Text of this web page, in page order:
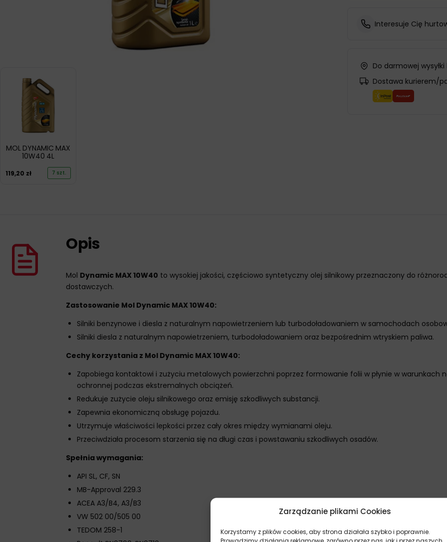
Zarządzanie plikami Cookies
Korzystamy z plików cookies, aby strona działała szybko i poprawnie.
MOL DYNAMIC MAX
10W40 4L
119,20 zł 7 szt.
Interesuje Cię
Do darmowej
Dostawa kurierem/
Opis
Mol Dynamic MAX 10W40 to wysokiej jakości, częściowo syntetyczny olej silnikowy przeznaczony do
dostawczych.
Zastosowanie Mol Dynamic MAX 10W40:
Silniki benzynowe i diesla z naturalnym napowietrzeniem lub turbodoładowaniem w samochodach
Silniki diesla z naturalnym napowietrzeniem, turbodoładowaniem oraz bezpośrednim wtryskiem paliwa.
Cechy korzystania z Mol Dynamic MAX 10W40:
Zapobiega kontaktowi i zużyciu metalowych powierzchni poprzez formowanie folii w płynie w warunkach
ochronnej podczas ekstremalnych obciążeń.
Redukuje zużycie oleju silnikowego oraz emisję szkodliwych substancji.
Zapewnia ekonomiczną obsługę pojazdu.
Utrzymuje właściwości lepkości przez cały okres między wymianami oleju.
Przeciwdziała procesom starzenia się na długi czas i powstawaniu szkodliwych osadów.
Spełnia wymagania:
API SL, CF, SN
MB-Approval 229.3
ACEA A3/B4, A3/B3
VW 502 00/505 00
TEDOM 258-1